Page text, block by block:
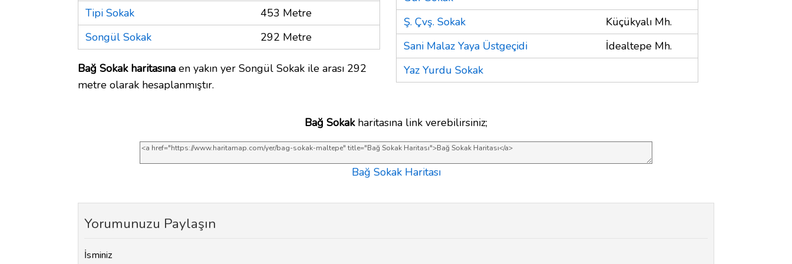
Tipi Sokak
453 Metre
Songül Sokak
292 Metre
Bağ Sokak haritasına en yakın yer Songül Sokak ile arası 292
metre olarak hesaplanmıştır.
Ş. Çvş. Sokak
Küçükyalı Mh.
Sani Malaz Yaya Üstgeçidi
İdealtepe Mh.
Yaz Yurdu Sokak
Bağ Sokakharitasına link verebilirsiniz;
Bağ Sokak Haritası
Yorumunuzu Paylaşın
İsminiz